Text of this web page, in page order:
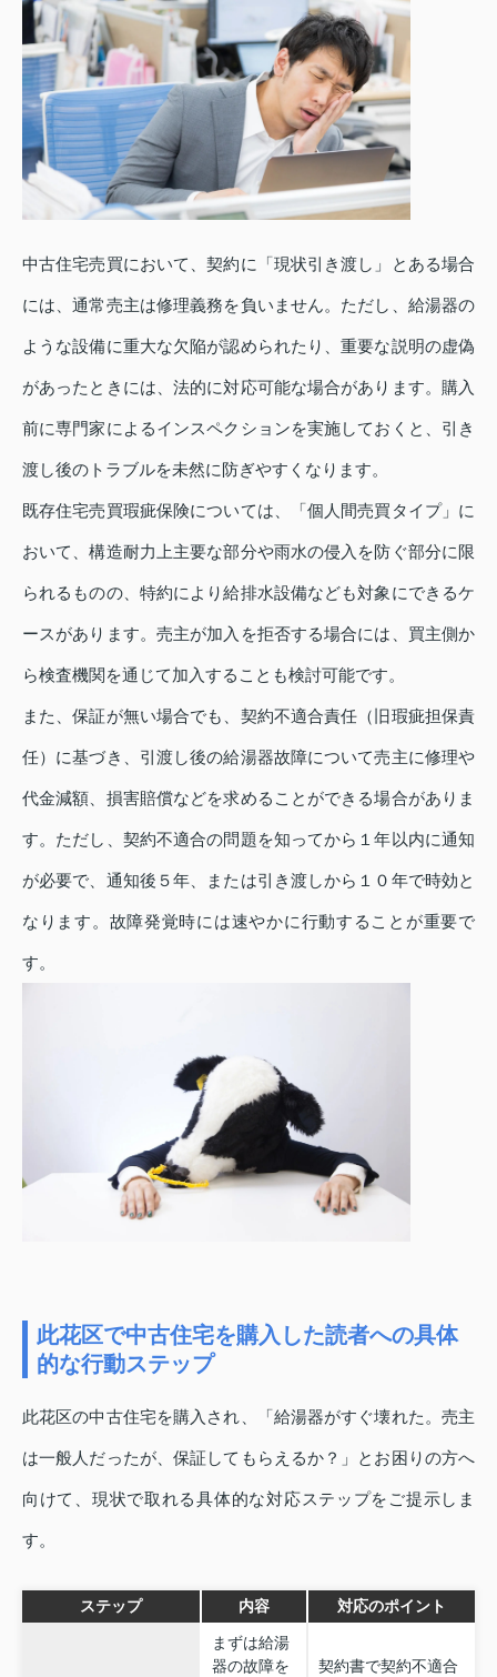
中古住宅売買において、契約に「現状引き渡し」とある場合
には、通常売主は修理義務を負いません。ただし、給湯器の
ような設備に重大な欠陥が認められたり、重要な説明の虚偽
があったときには、法的に対応可能な場合があります。購入
前に専門家によるインスペクションを実施しておくと、引き
渡し後のトラブルを未然に防ぎやすくなります。
既存住宅売買瑕疵保険については、「個人間売買タイプ」に
おいて、構造耐力上主要な部分や雨水の侵入を防ぐ部分に限
られるものの、特約により給排水設備なども対象にできるケ
ースがあります。売主が加入を拒否する場合には、買主側か
ら検査機関を通じて加入することも検討可能です。
また、保証が無い場合でも、契約不適合責任（旧瑕疵担保責
任）に基づき、引渡し後の給湯器故障について売主に修理や
代金減額、損害賠償などを求めることができる場合がありま
す。ただし、契約不適合の問題を知ってから１年以内に通知
が必要で、通知後５年、または引き渡しから１０年で時効と
なります。故障発覚時には速やかに行動することが重要で
す。
此花区で中古住宅を購入した読者への具体
的な行動ステップ
此花区の中古住宅を購入され、「給湯器がすぐ壊れた。売主
は一般人だったが、保証してもらえるか？」とお困りの方へ
向けて、現状で取れる具体的な対応ステップをご提示しま
す。
ステップ 内容 対応のポイント
まずは給湯
器の故障を
契約書で契約不適合